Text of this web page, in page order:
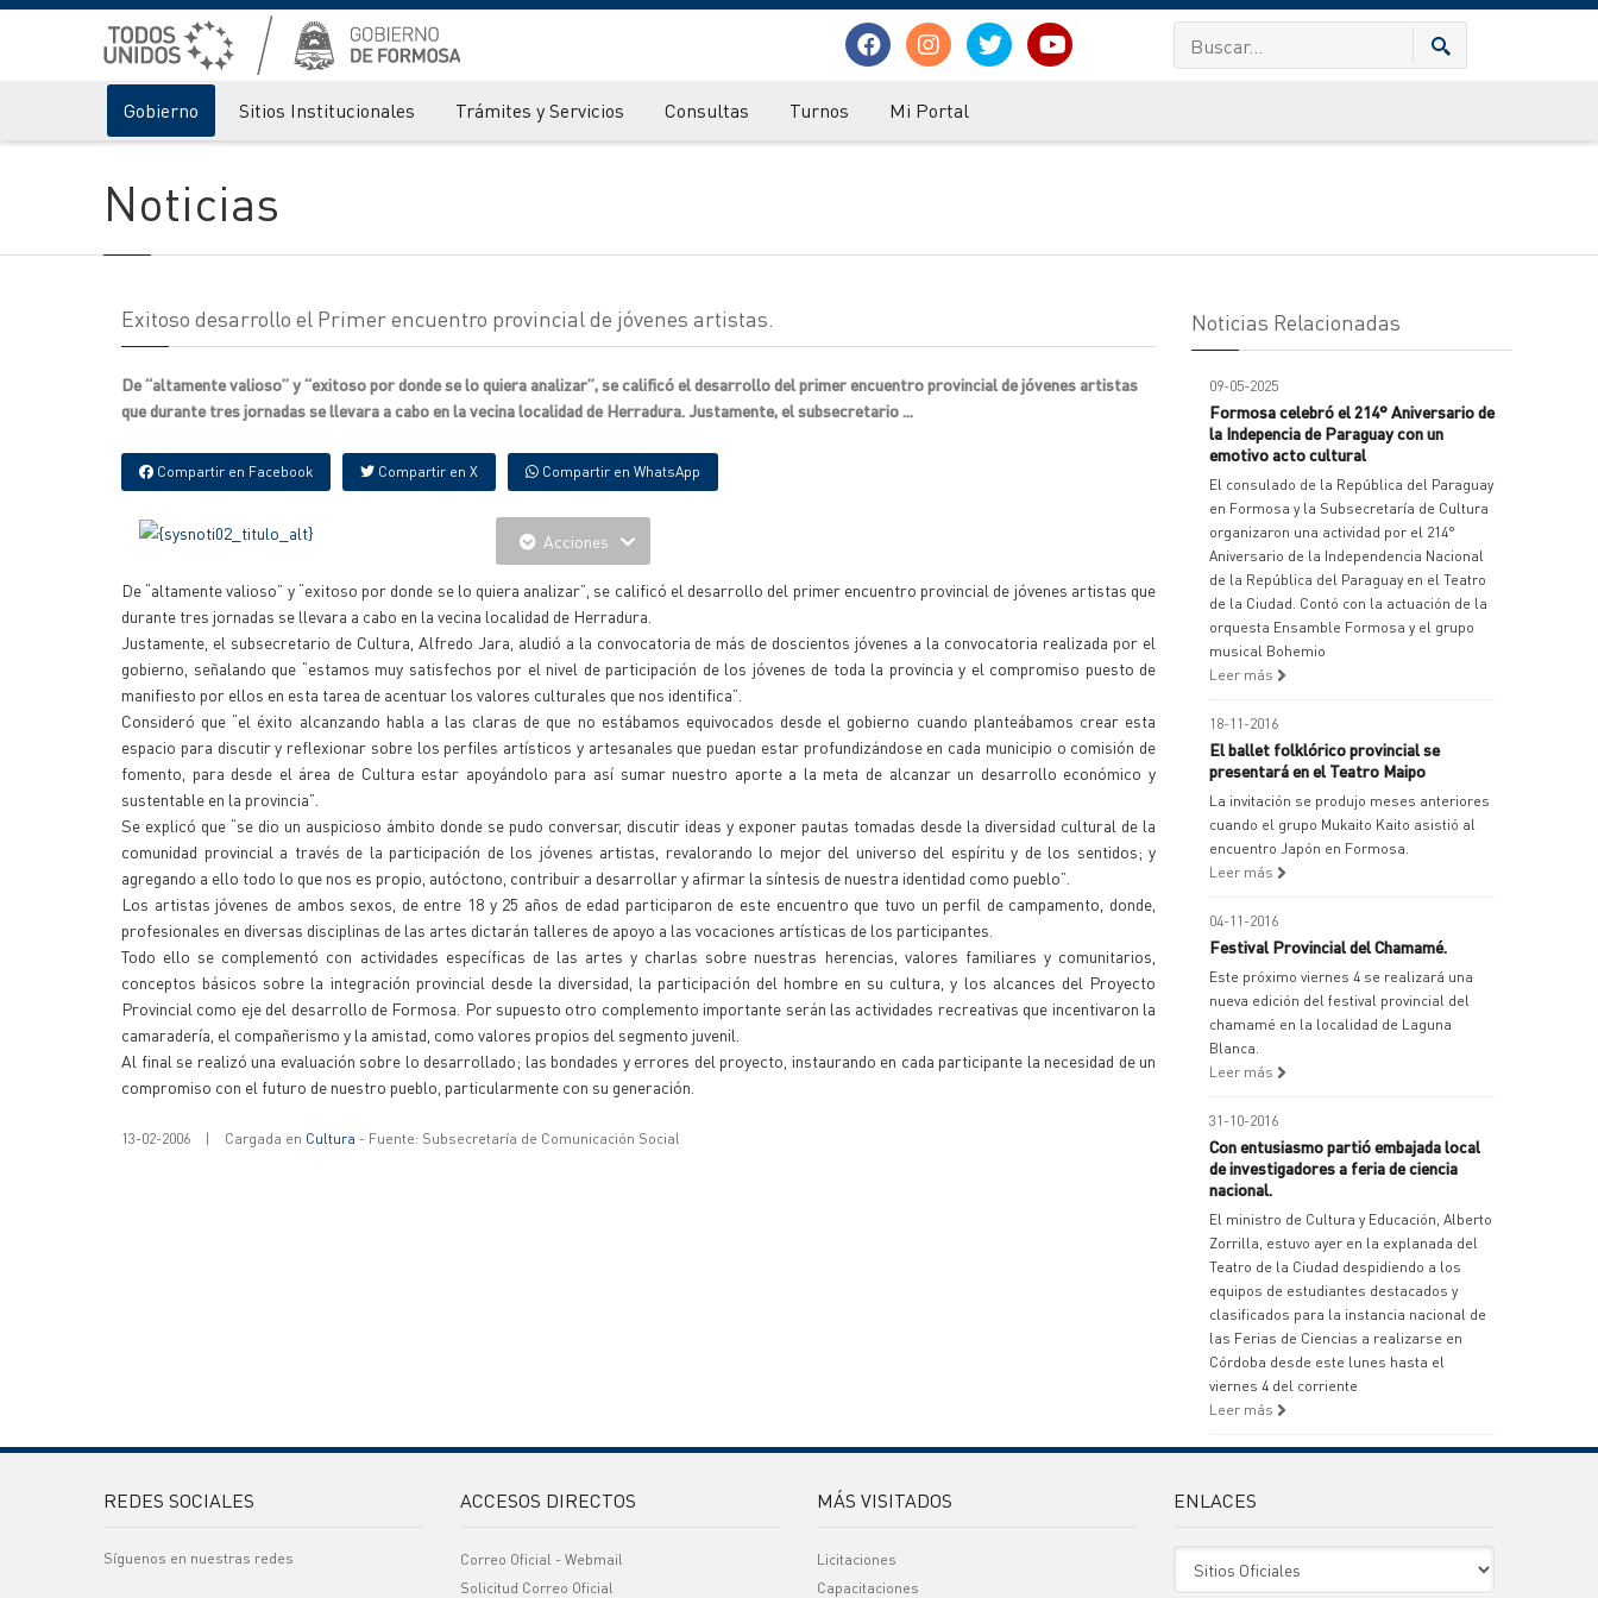
Gobierno Sitios Institucionales Trámites y Servicios Consultas Turnos Mi Portal
Noticias
Exitoso desarrollo el Primer encuentro provincial de jóvenes artistas.
De “altamente valioso” y “exitoso por donde se lo quiera analizar”, se calificó el desarrollo del primer encuentro provincial de jóvenes artistas
que durante tres jornadas se llevara a cabo en la vecina localidad de Herradura. Justamente, el subsecretario ...
Compartir en Facebook Compartir en X Compartir en WhatsApp
Acciones
De “altamente valioso” y “exitoso por donde se lo quiera analizar”, se calificó el desarrollo del primer encuentro provincial de jóvenes artistas que
durante tres jornadas se llevara a cabo en la vecina localidad de Herradura.
Justamente, el subsecretario de Cultura, Alfredo Jara, aludió a la convocatoria de más de doscientos jóvenes a la convocatoria realizada por el
gobierno, señalando que “estamos muy satisfechos por el nivel de participación de los jóvenes de toda la provincia y el compromiso puesto de
manifiesto por ellos en esta tarea de acentuar los valores culturales que nos identifica”.
Consideró que “el éxito alcanzando habla a las claras de que no estábamos equivocados desde el gobierno cuando planteábamos crear esta
espacio para discutir y reflexionar sobre los perfiles artísticos y artesanales que puedan estar profundizándose en cada municipio o comisión de
fomento, para desde el área de Cultura estar apoyándolo para así sumar nuestro aporte a la meta de alcanzar un desarrollo económico y
sustentable en la provincia”.
Se explicó que “se dio un auspicioso ámbito donde se pudo conversar, discutir ideas y exponer pautas tomadas desde la diversidad cultural de la
comunidad provincial a través de la participación de los jóvenes artistas, revalorando lo mejor del universo del espíritu y de los sentidos; y
agregando a ello todo lo que nos es propio, autóctono, contribuir a desarrollar y afirmar la síntesis de nuestra identidad como pueblo”.
Los artistas jóvenes de ambos sexos, de entre 18 y 25 años de edad participaron de este encuentro que tuvo un perfil de campamento, donde,
profesionales en diversas disciplinas de las artes dictarán talleres de apoyo a las vocaciones artísticas de los participantes.
Todo ello se complementó con actividades específicas de las artes y charlas sobre nuestras herencias, valores familiares y comunitarios,
conceptos básicos sobre la integración provincial desde la diversidad, la participación del hombre en su cultura, y los alcances del Proyecto
Provincial como eje del desarrollo de Formosa. Por supuesto otro complemento importante serán las actividades recreativas que incentivaron la
camaradería, el compañerismo y la amistad, como valores propios del segmento juvenil.
Al final se realizó una evaluación sobre lo desarrollado; las bondades y errores del proyecto, instaurando en cada participante la necesidad de un
compromiso con el futuro de nuestro pueblo, particularmente con su generación.
13-02-2006 | Cargada en Cultura - Fuente: Subsecretaría de Comunicación Social
Noticias Relacionadas
09-05-2025
Formosa celebró el 214° Aniversario de
la Indepencia de Paraguay con un
emotivo acto cultural
El consulado de la República del Paraguay
en Formosa y la Subsecretaría de Cultura
organizaron una actividad por el 214°
Aniversario de la Independencia Nacional
de la República del Paraguay en el Teatro
de la Ciudad. Contó con la actuación de la
orquesta Ensamble Formosa y el grupo
musical Bohemio
Leer más
18-11-2016
El ballet folklórico provincial se
presentará en el Teatro Maipo
La invitación se produjo meses anteriores
cuando el grupo Mukaito Kaito asistió al
encuentro Japón en Formosa.
Leer más
04-11-2016
Festival Provincial del Chamamé.
Este próximo viernes 4 se realizará una
nueva edición del festival provincial del
chamamé en la localidad de Laguna
Blanca.
Leer más
31-10-2016
Con entusiasmo partió embajada local
de investigadores a feria de ciencia
nacional.
El ministro de Cultura y Educación, Alberto
Zorrilla, estuvo ayer en la explanada del
Teatro de la Ciudad despidiendo a los
equipos de estudiantes destacados y
clasificados para la instancia nacional de
las Ferias de Ciencias a realizarse en
Córdoba desde este lunes hasta el
viernes 4 del corriente
Leer más
REDES SOCIALES
Síguenos en nuestras redes
ACCESOS DIRECTOS
Correo Oficial - Webmail
Solicitud Correo Oficial
MÁS VISITADOS
Licitaciones
Capacitaciones
ENLACES